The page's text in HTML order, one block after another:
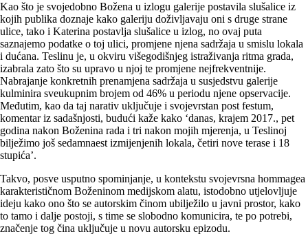
Kao što je svojedobno Božena u izlogu galerije postavila slušalice iz
kojih publika doznaje kako galeriju doživljavaju oni s druge strane
ulice, tako i Katerina postavlja slušalice u izlog, no ovaj puta
saznajemo podatke o toj ulici, promjene njena sadržaja u smislu lokala
i dućana. Teslinu je, u okviru višegodišnjeg istraživanja ritma grada,
izabrala zato što su upravo u njoj te promjene nejfrekventnije.
Nabrajanje konkretnih prenamjena sadržaja u susjedstvu galerije
kulminira sveukupnim brojem od 46% u periodu njene opservacije.
Međutim, kao da taj narativ uključuje i svojevrstan post festum,
komentar iz sadašnjosti, budući kaže kako ‘danas, krajem 2017., pet
godina nakon Boženina rada i tri nakon mojih mjerenja, u Teslinoj
bilježimo još sedamnaest izmijenjenih lokala, četiri nove terase i 18
stupića’.
Takvo, posve usputno spominjanje, u kontekstu svojevrsna hommagea
karakterističnom Boženinom medijskom alatu, istodobno utjelovljuje
ideju kako ono što se autorskim činom ubilježilo u javni prostor, kako
to tamo i dalje postoji, s time se slobodno komunicira, te po potrebi,
značenje tog čina uključuje u novu autorsku epizodu.